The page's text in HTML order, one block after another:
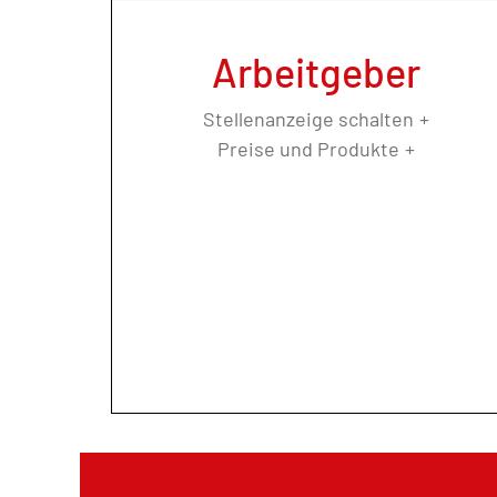
Arbeitgeber
Stellenanzeige schalten
Preise und Produkte